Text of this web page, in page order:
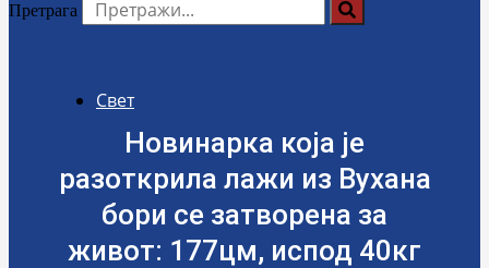
Претрага
Свет
Новинарка која је
разоткрила лажи из Вухана
бори се затворена за
живот: 177цм, испод 40кг